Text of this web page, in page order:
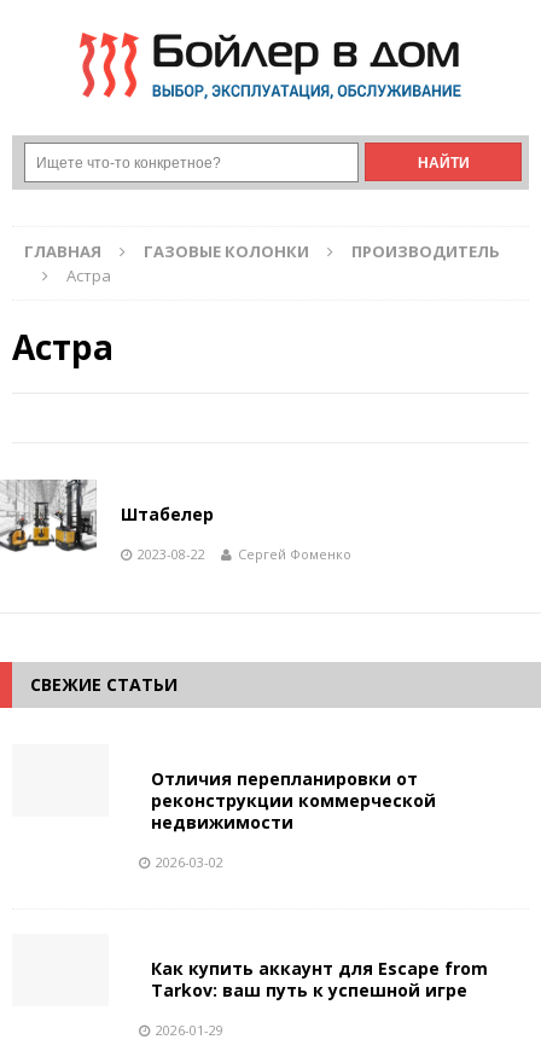
ГЛАВНАЯ ГАЗОВЫЕ КОЛОНКИ
ПРОИЗВОДИТЕЛЬ
Астра
Астра
Штабелер
2023-08-22 Сергей Фоменко
СВЕЖИЕ СТАТЬИ
Отличия перепланировки от
реконструкции коммерческой
недвижимости
2026-03-02
Как купить аккаунт для Escape from
Tarkov: ваш путь к успешной игре
2026-01-29